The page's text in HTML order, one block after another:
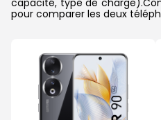
pour comparer les deux